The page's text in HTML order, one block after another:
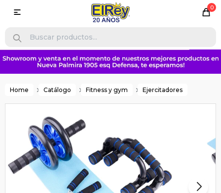
0

Home Catálogo Fitness y gym Ejercitadores